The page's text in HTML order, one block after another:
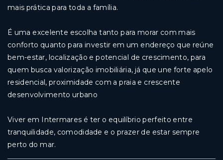
mais prática para toda a família.
É uma excelente escolha tanto para morar com mais
conforto quanto para investir em um endereço que reúne
bem-estar, localização e potencial de crescimento, para
quem busca valorização imobiliária, já que une forte apelo
residencial, proximidade com a praia e crescente
desenvolvimento urbano
Viver em Intermares é ter o equilíbrio perfeito entre
tranquilidade, comodidade e o prazer de estar sempre
perto do mar.